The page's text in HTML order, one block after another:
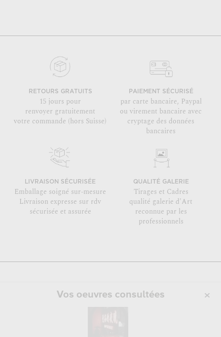
RETOURS GRATUITS
15 jours pour
renvoyer gratuitement
votre commande (hors Suisse)
PAIEMENT SÉCURISÉ
par carte bancaire, Paypal
ou virement bancaire avec
cryptage des données
bancaires
LIVRAISON SÉCURISÉE
Emballage soigné sur-mesure
Livraison expresse sur rdv
sécurisée et assurée
QUALITÉ GALERIE
Tirages et Cadres
qualité galerie d'Art
reconnue par les
professionnels
Vos oeuvres consultées